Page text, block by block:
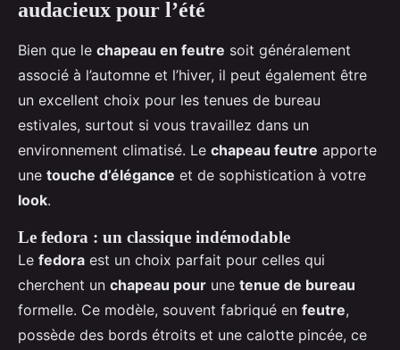
audacieux pour l’été
Bien que le chapeau en feutre soit généralement
associé à l’automne et l’hiver, il peut également être
un excellent choix pour les tenues de bureau
estivales, surtout si vous travaillez dans un
environnement climatisé. Le chapeau feutre apporte
une touche d’élégance et de sophistication à votre
look.
Le fedora : un classique indémodable
Le fedora est un choix parfait pour celles qui
cherchent un chapeau pour une tenue de bureau
formelle. Ce modèle, souvent fabriqué en feutre,
possède des bords étroits et une calotte pincée, ce